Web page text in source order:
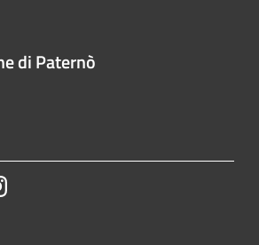
di Paternò
Instagram